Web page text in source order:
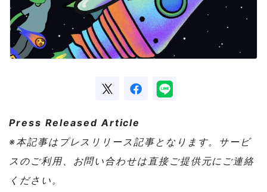
Press Released Article
※本記事はプレスリリース記事となります。サービ
スのご利用、お問い合わせは直接ご提供元にご連絡
ください。